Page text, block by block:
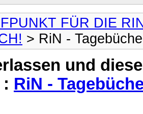
FÜR DIE
> RiN -
und
RiN -